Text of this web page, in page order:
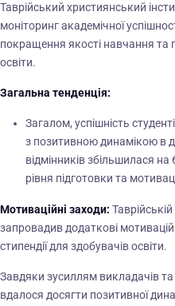
Таврійський християнський
моніторинг академічної
покращення якості навчання та
освіти.
Загальна тенденція:
Загалом, успішність
з позитивною динамікою в
відмінників збільшилася
рівня підготовки та
Мотиваційні заходи:
запровадив додаткові
стипендії для здобувачів освіти.
Завдяки зусиллям викладачів та
вдалося досягти позитивної